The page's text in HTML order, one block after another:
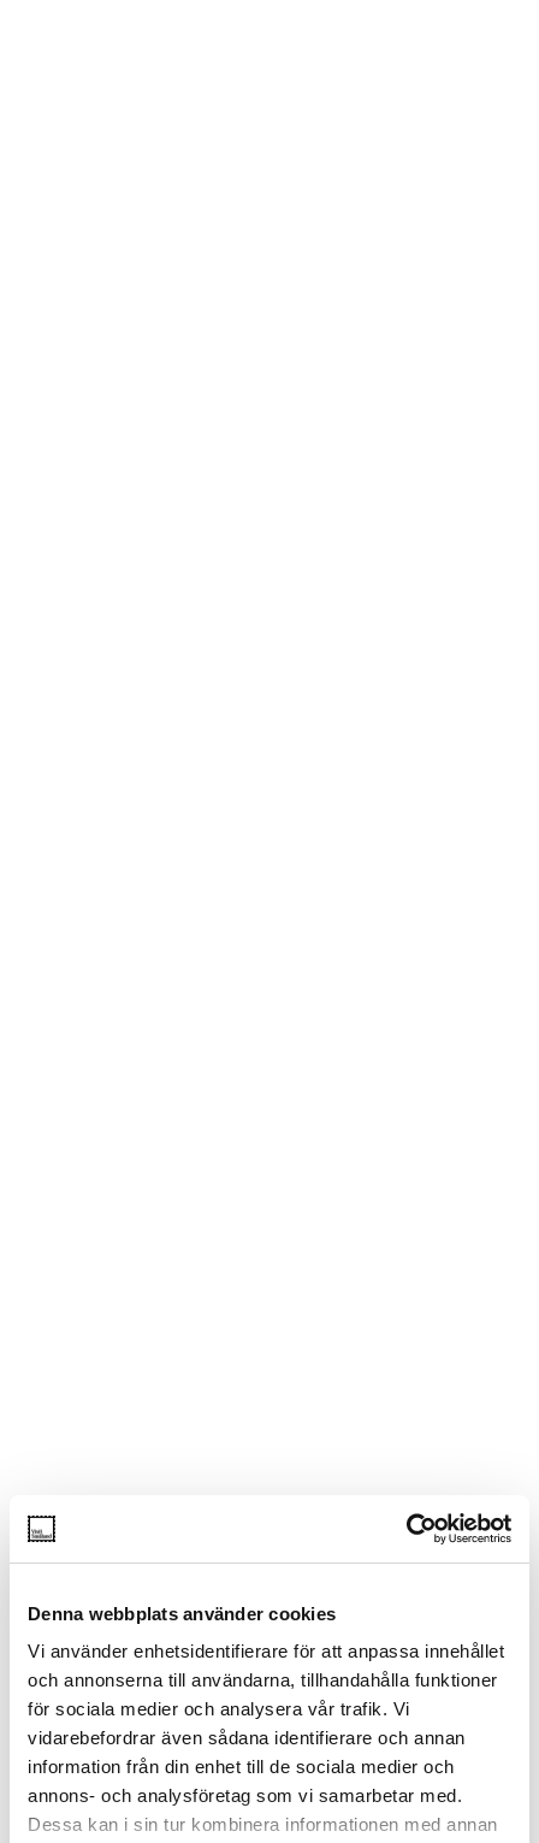
Denna webbplats använder cookies
Vi använder enhetsidentifierare för att anpassa innehållet
och annonserna till användarna, tillhandahålla funktioner
för sociala medier och analysera vår trafik. Vi
vidarebefordrar även sådana identifierare och annan
information från din enhet till de sociala medier och
annons- och analysföretag som vi samarbetar med.
Dessa kan i sin tur kombinera informationen med annan